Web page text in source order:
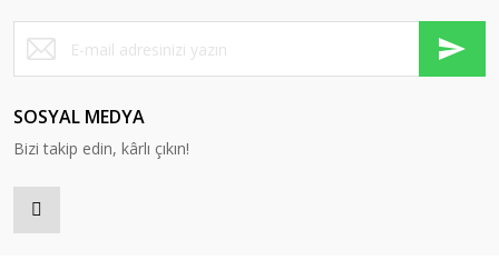
SOSYAL MEDYA
Bizi takip edin, kârlı çıkın!